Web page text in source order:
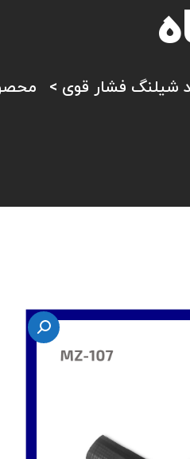
شیلنگ فشار قوی >